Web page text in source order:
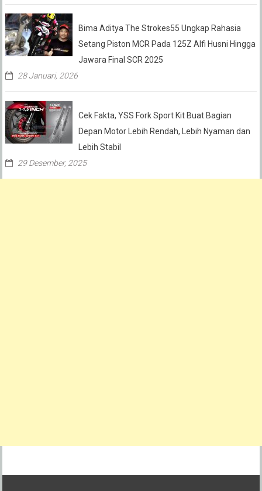
Bima Aditya The Strokes55 Ungkap Rahasia
Setang Piston MCR Pada 125Z Alfi Husni Hingga
Jawara Final SCR 2025
28 Januari, 2026
Cek Fakta, YSS Fork Sport Kit Buat Bagian
Depan Motor Lebih Rendah, Lebih Nyaman dan
Lebih Stabil
29 Desember, 2025